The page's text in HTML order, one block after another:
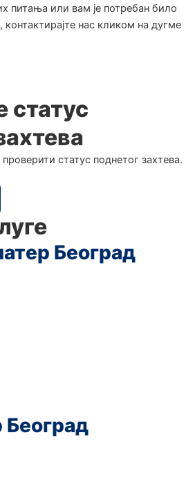
питања или вам је потребан било
нас кликом на дугме
статус
статус поднетог захтева.
Београд
Београд